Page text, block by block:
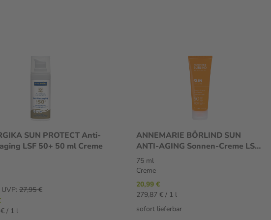
SUN PROTECT Anti-
LSF 50+ 50 ml Creme
UVP: 27,95 €
/ 1 l
ANNEMARIE BÖRLIND SUN
ANTI-AGING Sonnen-Creme LSF
50 75 ml Creme
75 ml
Creme
20,99 €
279,87 € / 1 l
sofort lieferbar